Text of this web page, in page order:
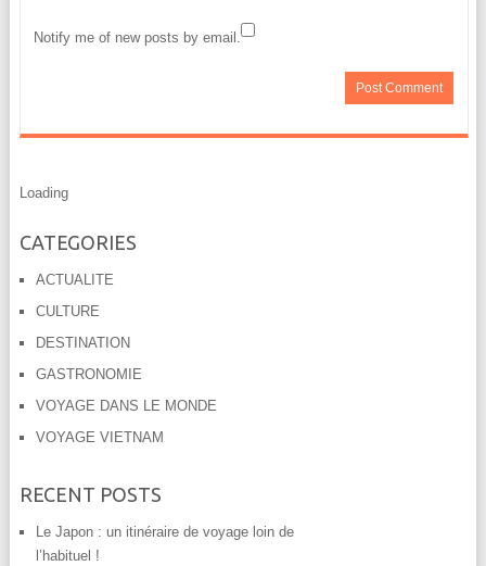
Notify me of new posts by email.
Loading
CATEGORIES
ACTUALITE
CULTURE
DESTINATION
GASTRONOMIE
VOYAGE DANS LE MONDE
VOYAGE VIETNAM
RECENT POSTS
Le Japon : un itinéraire de voyage loin de
l’habituel !